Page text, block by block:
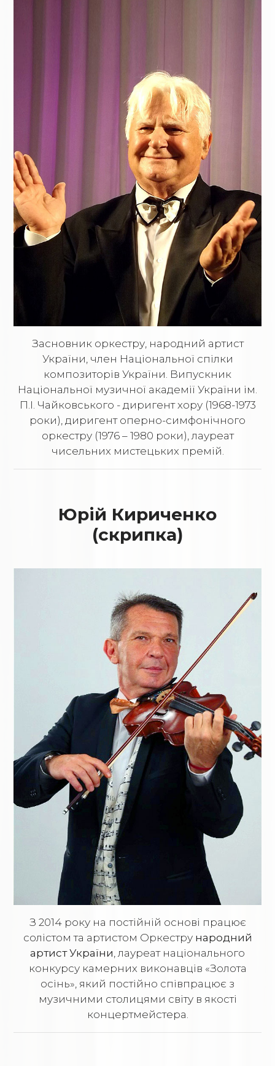
Засновник оркестру, народний артист
України, член Національної спілки
композиторів України. Випускник
Національної музичної академії України ім.
П.І. Чайковського - диригент хору (1968-1973
роки), диригент оперно-симфонічного
оркестру (1976 – 1980 роки), лауреат
чисельних мистецьких премій.
Юрій Кириченко
(скрипка)
З 2014 року на постійній основі працює
солістом та артистом Оркестру народний
артист України , лауреат національного
конкурсу камерних виконавців «Золота
осінь», який постійно співпрацює з
музичними столицями світу в якості
концертмейстера.